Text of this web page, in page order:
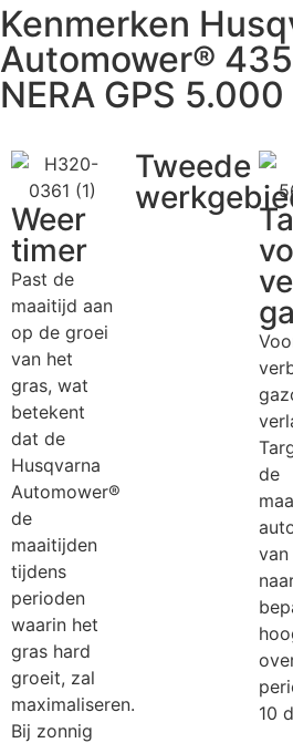
Kenmerken
Automower®
NERA GPS 5.000
Weer
timer
Past de
maaitijd aan
op de groei
van het
gras, wat
betekent
dat de
Husqvarna
Automower®
de
maaitijden
tijdens
perioden
waarin het
gras hard
groeit, zal
maximaliseren.
Bij zonnig
Tweede
de
van
10